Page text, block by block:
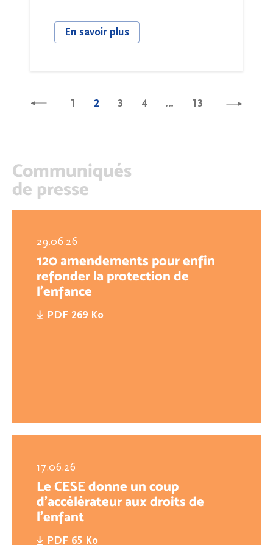
En savoir plus
1 2 3 4 … 13
Communiqués
de presse
29.06.26
120 amendements pour enfin
refonder la protection de
l'enfance
PDF 269 Ko
17.06.26
Le CESE donne un coup
d’accélérateur aux droits de
l’enfant
PDF 65 Ko